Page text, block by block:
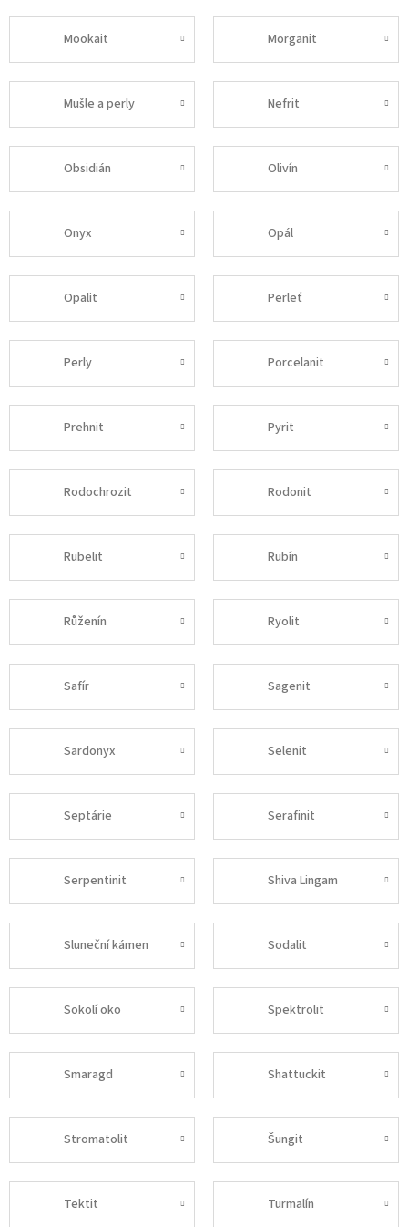
Mookait Morganit
Mušle a perly Nefrit
Obsidián Olivín
Onyx Opál
Opalit Perleť
Perly Porcelanit
Prehnit Pyrit
Rodochrozit Rodonit
Rubelit Rubín
Růženín Ryolit
Safír Sagenit
Sardonyx Selenit
Septárie Serafinit
Serpentinit Shiva Lingam
Sluneční kámen Sodalit
Sokolí oko Spektrolit
Smaragd Shattuckit
Stromatolit Šungit
Tektit Turmalín